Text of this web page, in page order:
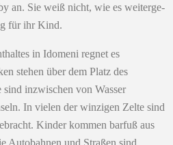
an. Sie weiß nicht, wie es weiterge-
für ihr Kind.
in Idomeni regnet es
stehen über dem Platz des
inzwischen von Wasser
In vielen der winzigen Zelte sind
Kinder kommen barfuß aus
Autobahnen und Straßen sind